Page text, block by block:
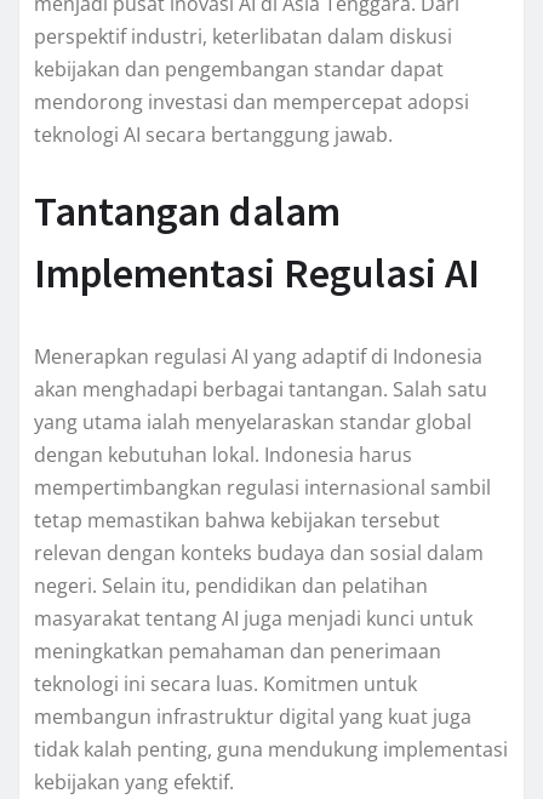
perspektif industri, keterlibatan dalam diskusi
kebijakan dan pengembangan standar dapat
mendorong investasi dan mempercepat adopsi
teknologi AI secara bertanggung jawab.
Tantangan dalam
Implementasi Regulasi AI
Menerapkan regulasi AI yang adaptif di Indonesia
akan menghadapi berbagai tantangan. Salah satu
yang utama ialah menyelaraskan standar global
dengan kebutuhan lokal. Indonesia harus
mempertimbangkan regulasi internasional sambil
tetap memastikan bahwa kebijakan tersebut
relevan dengan konteks budaya dan sosial dalam
negeri. Selain itu, pendidikan dan pelatihan
masyarakat tentang AI juga menjadi kunci untuk
meningkatkan pemahaman dan penerimaan
teknologi ini secara luas. Komitmen untuk
membangun infrastruktur digital yang kuat juga
tidak kalah penting, guna mendukung implementasi
kebijakan yang efektif.